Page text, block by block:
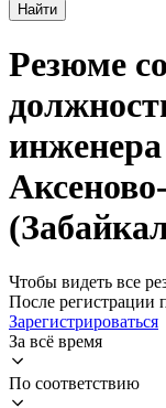
Найти
Резюме
Чтобы видеть все
После регистрации
Зарегистрироваться
За всё время
По соответствию